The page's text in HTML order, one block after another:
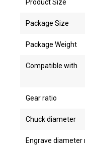
Product Size
Package Size
Package Weight
Compatible with
Gear ratio
Chuck diameter
Engrave diameter